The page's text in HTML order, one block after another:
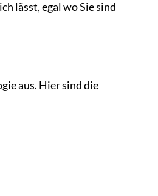
lässt, egal wo Sie sind
aus. Hier sind die